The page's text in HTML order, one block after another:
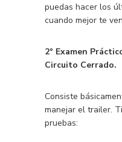
puedas hacer los
cuando mejor te
2° Examen
Circuito Cerrado.
Consiste
manejar el trailer.
pruebas: